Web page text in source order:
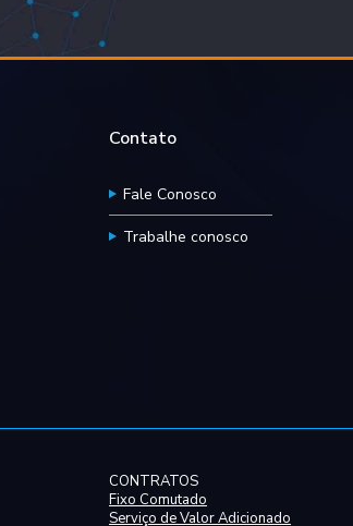
Contato
Fale Conosco
Trabalhe conosco
CONTRATOS
Fixo Comutado
Serviço de Valor Adicionado